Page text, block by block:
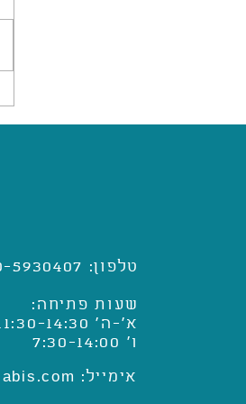
טלפון: 050-5930407
שעות פתיחה:
א'-ה' 11:30-14:30
ו' 7:30-14:00
אימייל: